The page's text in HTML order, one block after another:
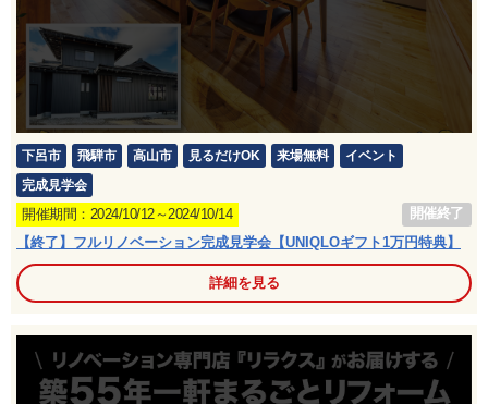
下呂市 飛騨市 高山市 見るだけOK 来場無料
イベント
完成見学会
開催期間：2024/10/12～2024/10/14
開催終了
【終了】フルリノベーション完成見学会【UNIQLOギフト1万円特典】
詳細を見る